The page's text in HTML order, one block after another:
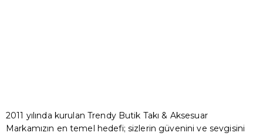
2011 yılında kurulan Trendy Butik Takı & Aksesuar
Markamızın en temel hedefi; sizlerin güvenini ve sevgisini